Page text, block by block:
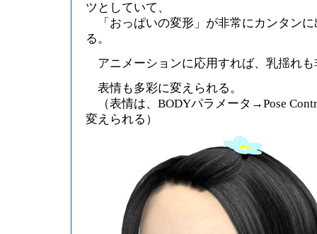
ツとしていて、
「おっぱいの変形」が非常にカンタン
る。
アニメーションに応用すれば、乳揺れも
表情も多彩に変えられる。
（表情は、BODYパラメータ→Pose
変えられる）